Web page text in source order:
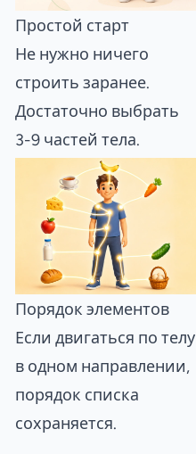
Простой старт
Не нужно ничего
строить заранее.
Достаточно выбрать
3-9 частей тела.
Порядок элементов
Если двигаться по телу
в одном направлении,
порядок списка
сохраняется.